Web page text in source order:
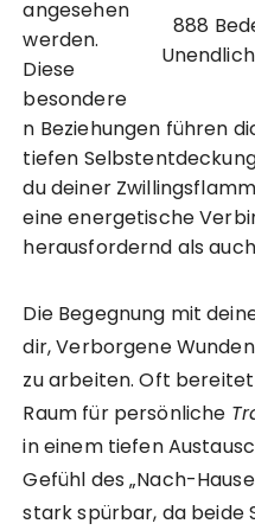
888
angesehen
werden.
Diese
besondere
n Beziehungen führen
tiefen
du deiner
eine energetische
herausfordernd als
Die Begegnung mit
dir, Verborgene
zu arbeiten. Oft
Raum für persönliche
in einem tiefen
Gefühl des „Nach-
stark spürbar, da beide